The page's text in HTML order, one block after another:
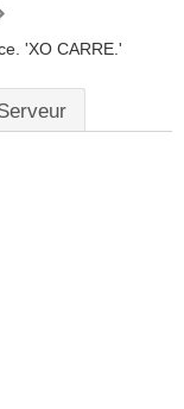
'XO CARRE.'